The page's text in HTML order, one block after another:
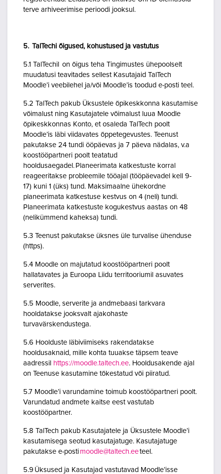
terve arhiveerimise perioodi jooksul.
5. TalTechi õigused, kohustused ja vastutus
5.1 TalTechil on õigus teha Tingimustes ühepoolselt
muudatusi teavitades sellest Kasutajaid TalTech
Moodle’i veebilehel ja/või Moodle’is toodud e-posti teel.
5.2 TalTech pakub Üksustele õpikeskkonna kasutamise
võimalust ning Kasutajatele võimalust luua Moodle
õpikeskkonnas Konto, et osaleda TalTech poolt
Moodle’is läbi viidavates õppetegevustes. Teenust
pakutakse 24 tundi ööpäevas ja 7 päeva nädalas, v.a
koostööpartneri poolt teatatud
hooldusaegadel. Planeerimata katkestuste korral
reageeritakse probleemile tööajal (tööpäevadel kell 9-
17) kuni 1 (üks) tund. Maksimaalne ühekordne
planeerimata katkestuse kestvus on 4 (neli) tundi.
Planeerimata katkestuste kogukestvus aastas on 48
(nelikümmend kaheksa) tundi.
5.3 Teenust pakutakse üksnes üle turvalise ühenduse
(https).
5.4 Moodle on majutatud koostööpartneri poolt
hallatavates ja Euroopa Liidu territooriumil asuvates
serverites.
5.5 Moodle, serverite ja andmebaasi tarkvara
hooldatakse jooksvalt ajakohaste
turvavärskendustega.
5.6 Hoolduste läbiviimiseks rakendatakse
hooldusaknaid, mille kohta tuuakse täpsem teave
aadressil https://moodle.taltech.ee. Hooldusakende ajal
on Teenuse kasutamine tõkestatud või piiratud.
5.7 Moodle’i varundamine toimub koostööpartneri poolt.
Varundatud andmete kaitse eest vastutab
koostööpartner.
5.8 TalTech pakub Kasutajatele ja Üksustele Moodle’i
kasutamisega seotud kasutajatuge. Kasutajatuge
pakutakse e-posti moodle@taltech.eeteel.
5.9 Üksused ja Kasutajad vastutavad Moodle’isse